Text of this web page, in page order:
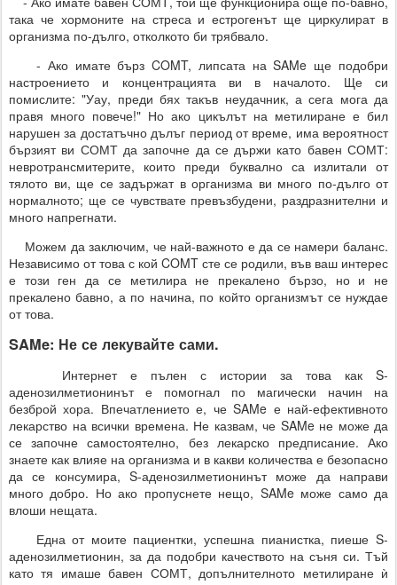
така че хормоните на стреса и естрогенът ще циркулират в
организма по-дълго, отколкото би трябвало.
- Ако имате бърз COMT, липсата на SAMe ще подобри
настроението и концентрацията ви в началото. Ще си
помислите: "Уау, преди бях такъв неудачник, а сега мога да
правя много повече!" Но ако цикълът на метилиране е бил
нарушен за достатъчно дълъг период от време, има вероятност
бързият ви СОМТ да започне да се държи като бавен СОМТ:
невротрансмитерите, които преди буквално са излитали от
тялото ви, ще се задържат в организма ви много по-дълго от
нормалното; ще се чувствате превъзбудени, раздразнителни и
много напрегнати.
Можем да заключим, че най-важното е да се намери баланс.
Независимо от това с кой COMT сте се родили, във ваш интерес
е този ген да се метилира не прекалено бързо, но и не
прекалено бавно, а по начина, по който организмът се нуждае
от това.
SAMe: Не се лекувайте сами.
Интернет е пълен с истории за това как S-
аденозилметионинът е помогнал по магически начин на
безброй хора. Впечатлението е, че SAMe е най-ефективното
лекарство на всички времена. Не казвам, че SAMe не може да
се започне самостоятелно, без лекарско предписание. Ако
знаете как влияе на организма и в какви количества е безопасно
да се консумира, S-аденозилметионинът може да направи
много добро. Но ако пропуснете нещо, SAMe може само да
влоши нещата.
Една от моите пациентки, успешна пианистка, пиеше S-
аденозилметионин, за да подобри качеството на съня си. Тъй
като тя имаше бавен СОМТ, допълнителното метилиране ѝ